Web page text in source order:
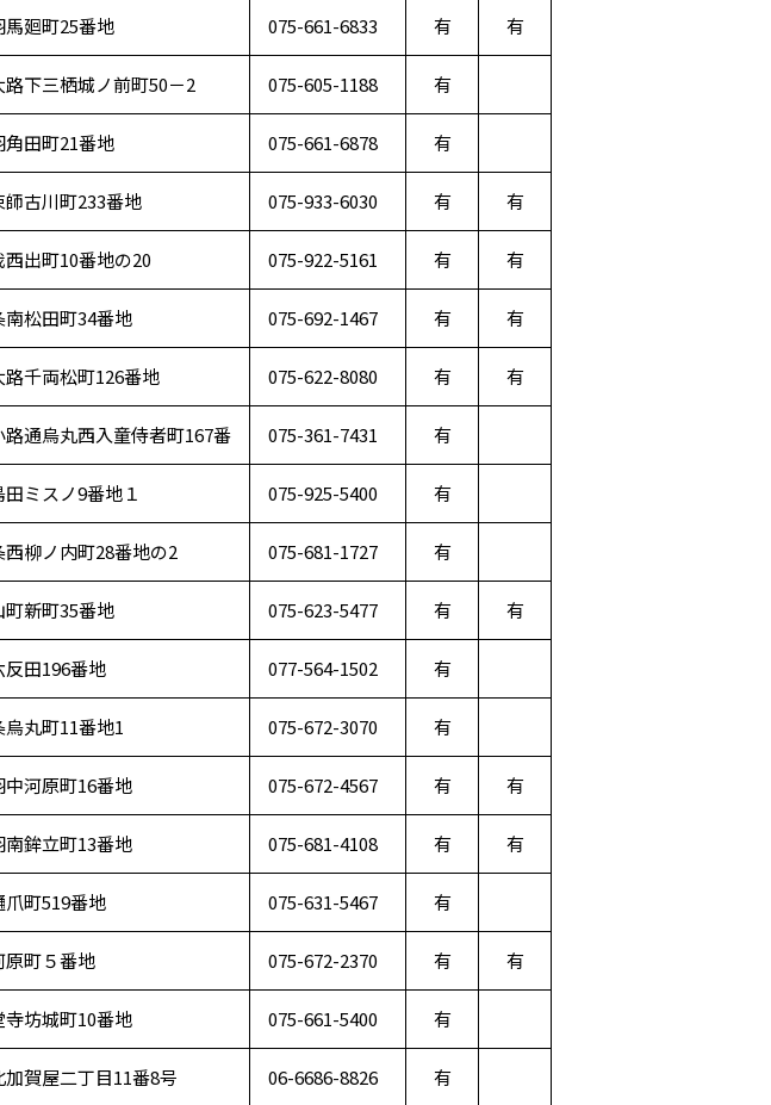
廻町25番地 075-661-6833 有 有
下三栖城ノ前町50－2 075-605-1188 有
田町21番地 075-661-6878 有
古川町233番地 075-933-6030 有 有
出町10番地の20 075-922-5161 有 有
松田町34番地 075-692-1467 有 有
千両松町126番地 075-622-8080 有 有
通烏丸西入童侍者町167番 075-361-7431 有
ミスノ9番地１ 075-925-5400 有
柳ノ内町28番地の2 075-681-1727 有
新町35番地 075-623-5477 有 有
田196番地 077-564-1502 有
丸町11番地1 075-672-3070 有
河原町16番地 075-672-4567 有 有
鉾立町13番地 075-681-4108 有 有
町519番地 075-631-5467 有
原町５番地 075-672-2370 有 有
坊城町10番地 075-661-5400 有
賀屋二丁目11番8号 06-6686-8826 有